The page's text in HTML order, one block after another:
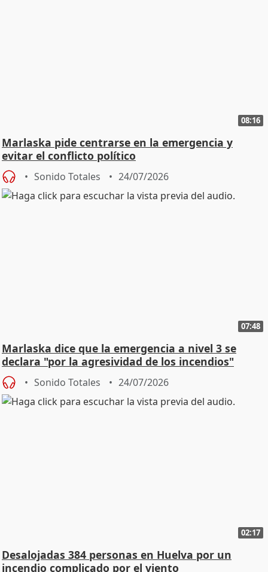
08:16
Marlaska pide centrarse en la emergencia y
evitar el conflicto político
Sonido Totales 24/07/2026
07:48
Marlaska dice que la emergencia a nivel 3 se
declara "por la agresividad de los incendios"
Sonido Totales 24/07/2026
02:17
Desalojadas 384 personas en Huelva por un
incendio complicado por el viento